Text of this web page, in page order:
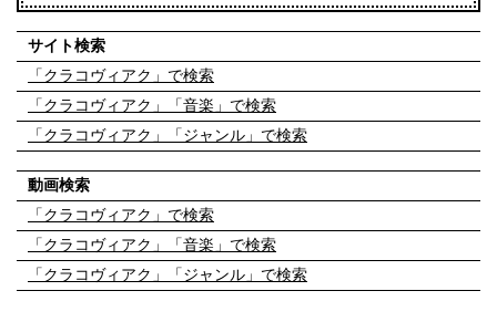
サイト検索
「クラコヴィアク」で検索
「クラコヴィアク」「音楽」で検索
「クラコヴィアク」「ジャンル」で検索
動画検索
「クラコヴィアク」で検索
「クラコヴィアク」「音楽」で検索
「クラコヴィアク」「ジャンル」で検索